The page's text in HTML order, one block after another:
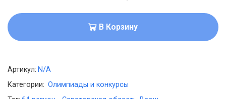
В Корзину
Артикул: N/A
Категории: Олимпиады и конкурсы